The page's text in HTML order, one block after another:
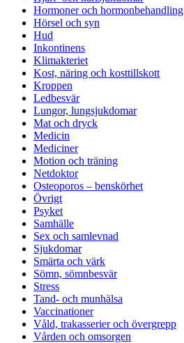
Hormoner och hormonbehandling
Hörsel och syn
Hud
Inkontinens
Klimakteriet
Kost, näring och kosttillskott
Kroppen
Ledbesvär
Lungor, lungsjukdomar
Mat och dryck
Medicin
Mediciner
Motion och träning
Netdoktor
Osteoporos – benskörhet
Övrigt
Psyket
Samhälle
Sex och samlevnad
Sjukdomar
Smärta och värk
Sömn, sömnbesvär
Stress
Tand- och munhälsa
Vaccinationer
Våld, trakasserier och övergrepp
Vården och omsorgen